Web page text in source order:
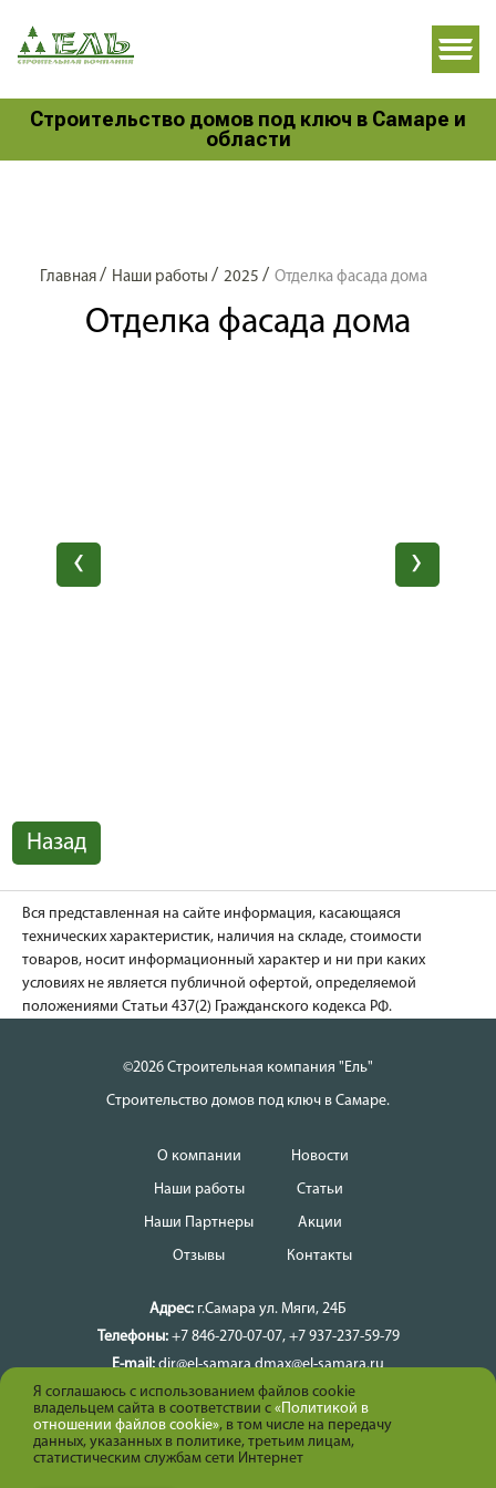
Строительство домов под ключ в Самаре и
области
Главная/ Наши работы/ 2025/ Отделка фасада дома
Отделка фасада дома
Назад
Вся представленная на сайте информация, касающаяся
технических характеристик, наличия на складе, стоимости
товаров, носит информационный характер и ни при каких
условиях не является публичной офертой, определяемой
положениями Статьи 437(2) Гражданского кодекса РФ.
©2026 Строительная компания "Ель"
Строительство домов под ключ в Самаре.
О компании
Наши работы
Наши Партнеры
Отзывы
Новости
Статьи
Акции
Контакты
Адрес: г.Самара ул. Мяги, 24Б
Телефоны: +7 846-270-07-07, +7 937-237-59-79
E-mail: dir@el-samara dmax@el-samara.ru
Время работы: Ежедневно
Карта сайта
Политика конфиденциальности
Я соглашаюсь с использованием файлов cookie
владельцем сайта в соответствии с «Политикой в
отношении файлов cookie», в том числе на передачу
данных, указанных в политике, третьим лицам,
статистическим службам сети Интернет